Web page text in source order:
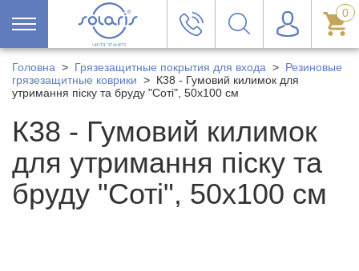
0
Головна > Грязезащитные покрытия для входа > Резиновые
грязезащитные коврики > К38 - Гумовий килимок для
утримання піску та бруду "Соті", 50х100 см
К38 - Гумовий килимок
для утримання піску та
бруду "Соті", 50х100 см